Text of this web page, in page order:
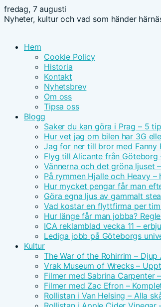
fredag, 7 augusti
Nyheter, kultur och vad som händer
Hem
Cookie Policy
Historia
Kontakt
Nyhetsbrev
Om oss
Tipsa oss
Blogg
Saker du kan göra i Prag – 5
Hur vet jag om bilen har 3G
Jag for ner till bror med Fanny
Flyg till Alicante från
Vännerna och det gröna ljuset
På rymmen Hjalle och Heavy
Hur mycket pengar får man
Göra egna ljus av gammalt
Vad kostar en flyttfirma per
Hur länge får man jobba?
ICA reklamblad vecka 11 –
Lediga jobb på Göteborgs
Kultur
The War of the Rohirrim – Djup
Vrak Museum of Wrecks –
Filmer med Sabrina Carpenter
Filmer med Zac Efron –
Rollistan i Van Helsing – Alla